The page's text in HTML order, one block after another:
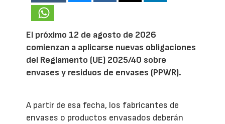
El próximo 12 de agosto de 2026
comienzan a aplicarse nuevas obligaciones
del Reglamento (UE) 2025/40 sobre
envases y residuos de envases (PPWR).
A partir de esa fecha, los fabricantes de
envases o productos envasados deberán